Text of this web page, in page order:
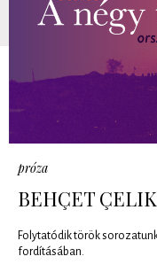
próza
BEHÇET
Folytatódik török
fordításában.